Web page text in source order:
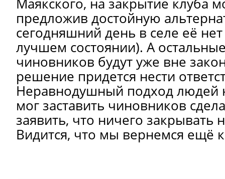
предложив достойную
сегодняшний день в селе её
лучшем состоянии). А
чиновников будут уже вне
решение придется нести
Неравнодушный подход людей
мог заставить чиновников
заявить, что ничего закрывать
Видится, что мы вернемся ещё